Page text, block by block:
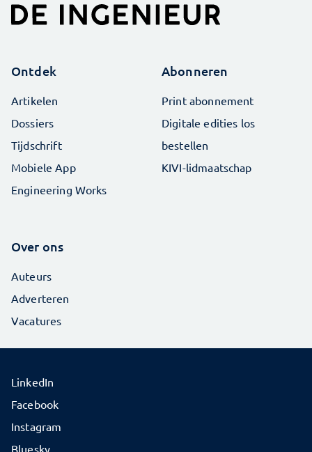
Ontdek
Artikelen
Dossiers
Tijdschrift
Mobiele App
Engineering Works
Abonneren
Print abonnement
Digitale edities los
bestellen
KIVI-lidmaatschap
Over ons
Auteurs
Adverteren
Vacatures
LinkedIn
Facebook
Instagram
Bluesky